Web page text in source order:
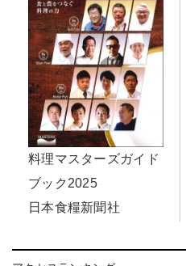
料理マスターズガイド
ブック2025
日本食糧新聞社